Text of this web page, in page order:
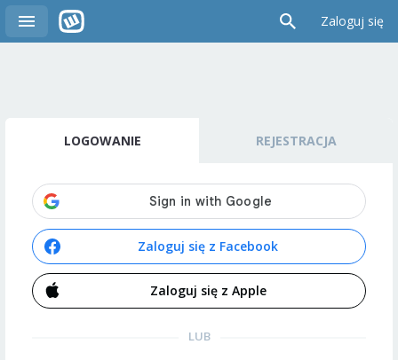
Zaloguj się
LOGOWANIE REJESTRACJA
Zaloguj się z Facebook
Zaloguj się z Apple
LUB